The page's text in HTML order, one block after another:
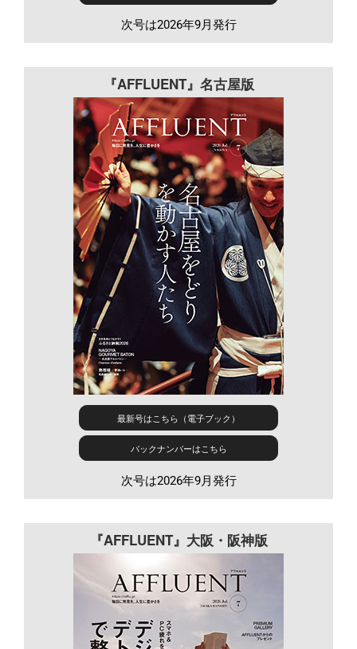
次号は2026年9月発行
『AFFLUENT』名古屋版
最新号はこちら（電子ブック）
バックナンバーはこちら
次号は2026年9月発行
『AFFLUENT』大阪・阪神版